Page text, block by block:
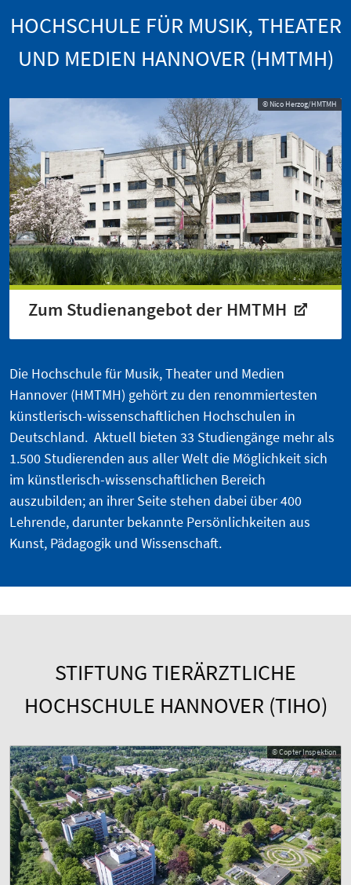
HOCHSCHULE FÜR MUSIK, THEATER
UND MEDIEN HANNOVER (HMTMH)
© Nico Herzog/HMTMH
Zum Studienangebot der HMTMH
Die Hochschule für Musik, Theater und Medien
Hannover (HMTMH) gehört zu den renommiertesten
künstlerisch-wissenschaftlichen Hochschulen in
Deutschland. Aktuell bieten 33 Studiengänge mehr als
1.500 Studierenden aus aller Welt die Möglichkeit sich
im künstlerisch-wissenschaftlichen Bereich
auszubilden; an ihrer Seite stehen dabei über 400
Lehrende, darunter bekannte Persönlichkeiten aus
Kunst, Pädagogik und Wissenschaft.
STIFTUNG TIERÄRZTLICHE
HOCHSCHULE HANNOVER (TIHO)
© Copter Inspektion